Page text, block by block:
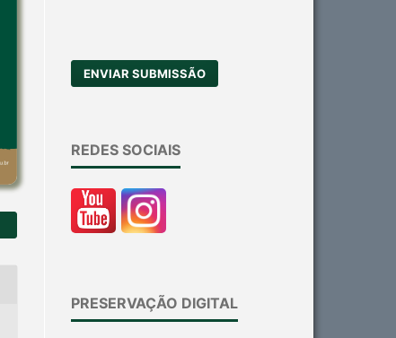
ENVIAR SUBMISSÃO
REDES SOCIAIS
PRESERVAÇÃO DIGITAL